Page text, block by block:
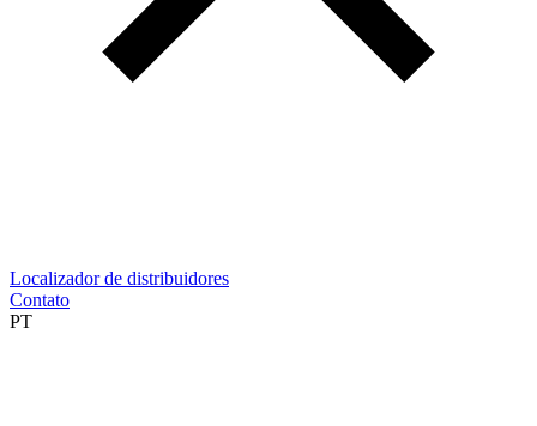
Localizador de distribuidores
Contato
PT